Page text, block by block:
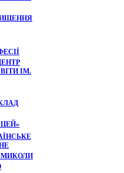
ІМ.
МИКОЛИ